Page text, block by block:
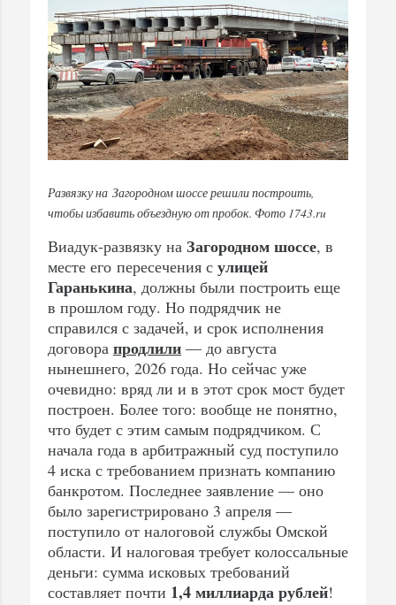
Развязку на Загородном шоссе решили построить,
чтобы избавить объездную от пробок. Фото 1743.ru
Виадук-развязку на Загородном шоссе, в
месте его пересечения с улицей
Гаранькина, должны были построить еще
в прошлом году. Но подрядчик не
справился с задачей, и срок исполнения
договора продлили — до августа
нынешнего, 2026 года. Но сейчас уже
очевидно: вряд ли и в этот срок мост будет
построен. Более того: вообще не понятно,
что будет с этим самым подрядчиком. С
начала года в арбитражный суд поступило
4 иска с требованием признать компанию
банкротом. Последнее заявление — оно
было зарегистрировано 3 апреля —
поступило от налоговой службы Омской
области. И налоговая требует колоссальные
деньги: сумма исковых требований
составляет почти 1,4 миллиарда рублей!